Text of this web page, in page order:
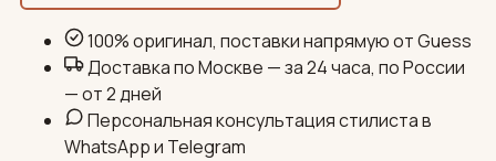
100% оригинал, поставки напрямую от Guess
Доставка по Москве — за 24 часа, по России
— от 2 дней
Персональная консультация стилиста в
WhatsApp и Telegram